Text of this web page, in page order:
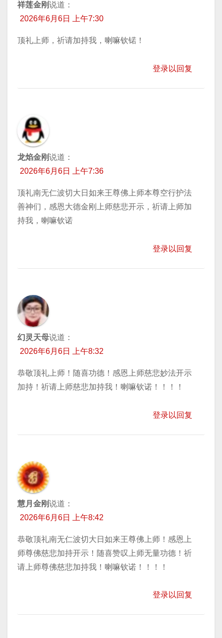
祥莲金刚说道：
2026年6月6日 上午7:30
顶礼上师，祈请加持我，喇嘛钦锘！
登录以回复
龙焰金刚说道：
2026年6月6日 上午7:36
顶礼南无仁波切大日如来王尊佛上师本尊空行护法
善神们，感恩大德金刚上师慈悲开示，祈请上师加
持我，喇嘛钦诺
登录以回复
幻灵天母说道：
2026年6月6日 上午8:32
恭敬顶礼上师！随喜功德！感恩上师慈悲妙法开示
加持！祈请上师慈悲加持我！喇嘛钦诺！！！！
登录以回复
慧月金刚说道：
2026年6月6日 上午8:42
恭敬顶礼南无仁波切大日如来王尊佛上师！感恩上
师尊佛慈悲加持开示！随喜赞叹上师无量功德！祈
请上师尊佛慈悲加持我！喇嘛钦诺！！！！
登录以回复